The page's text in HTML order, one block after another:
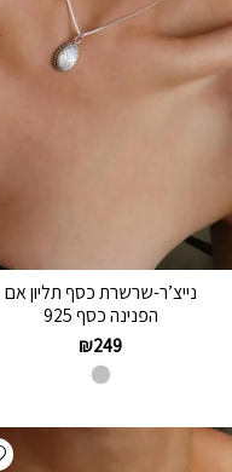
נייצ’ר-שרשרת כסף תליון אם
הפנינה כסף 925
₪249